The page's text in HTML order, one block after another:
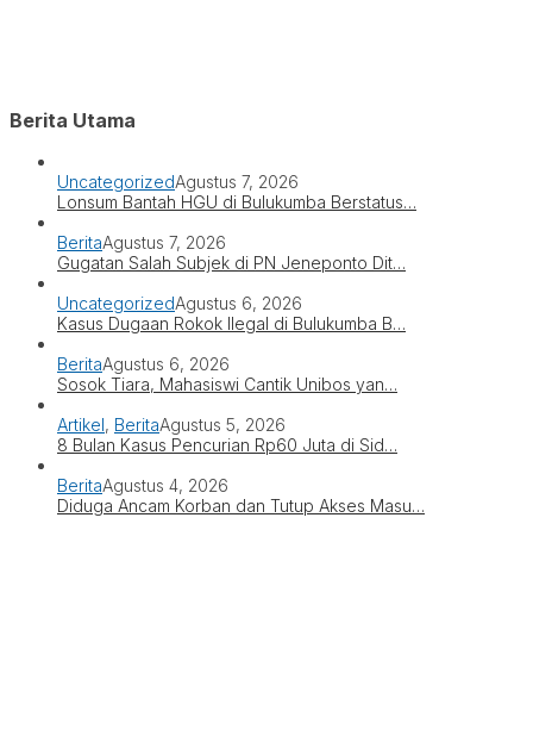
Berita Utama
UncategorizedAgustus 7, 2026
Lonsum Bantah HGU di Bulukumba Berstatus…
BeritaAgustus 7, 2026
Gugatan Salah Subjek di PN Jeneponto Dit…
UncategorizedAgustus 6, 2026
Kasus Dugaan Rokok Ilegal di Bulukumba B…
BeritaAgustus 6, 2026
Sosok Tiara, Mahasiswi Cantik Unibos yan…
Artikel, BeritaAgustus 5, 2026
8 Bulan Kasus Pencurian Rp60 Juta di Sid…
BeritaAgustus 4, 2026
Diduga Ancam Korban dan Tutup Akses Masu…